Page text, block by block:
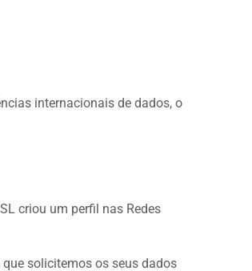
internacionais de dados, o
criou um perfil nas Redes
solicitemos os seus dados